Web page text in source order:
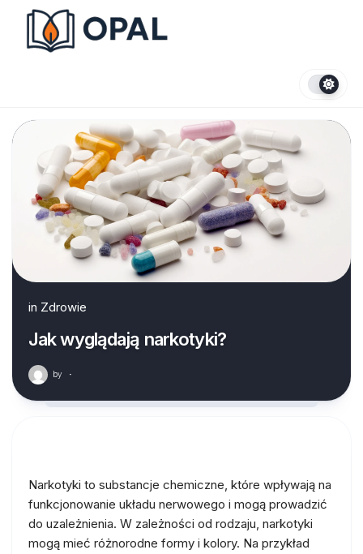
content
in Zdrowie
Jak wyglądają narkotyki?
by ·
Narkotyki to substancje chemiczne, które wpływają na
funkcjonowanie układu nerwowego i mogą prowadzić
do uzależnienia. W zależności od rodzaju, narkotyki
mogą mieć różnorodne formy i kolory. Na przykład